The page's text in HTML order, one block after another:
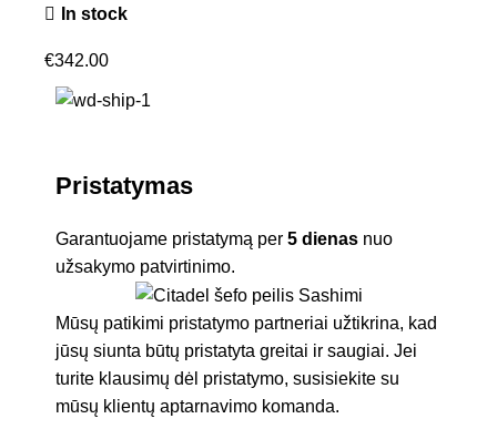
In stock
€342.00
Pristatymas
Garantuojame pristatymą per 5 dienas nuo
užsakymo patvirtinimo.
Mūsų patikimi pristatymo partneriai užtikrina, kad
jūsų siunta būtų pristatyta greitai ir saugiai. Jei
turite klausimų dėl pristatymo, susisiekite su
mūsų klientų aptarnavimo komanda.